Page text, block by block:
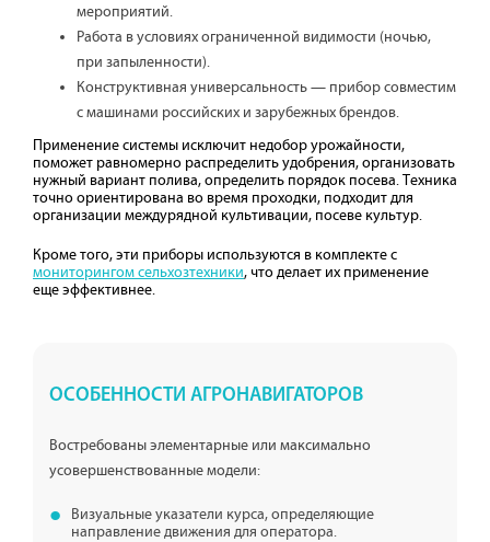
мероприятий.
Работа в условиях ограниченной видимости (ночью,
при запыленности).
Конструктивная универсальность — прибор совместим
с машинами российских и зарубежных брендов.
Применение системы исключит недобор урожайности,
поможет равномерно распределить удобрения, организовать
нужный вариант полива, определить порядок посева. Техника
точно ориентирована во время проходки, подходит для
организации междурядной культивации, посеве культур.
Кроме того, эти приборы используются в комплекте с
мониторингом сельхозтехники, что делает их применение
еще эффективнее.
ОСОБЕННОСТИ АГРОНАВИГАТОРОВ
Востребованы элементарные или максимально
усовершенствованные модели:
Визуальные указатели курса, определяющие
направление движения для оператора.